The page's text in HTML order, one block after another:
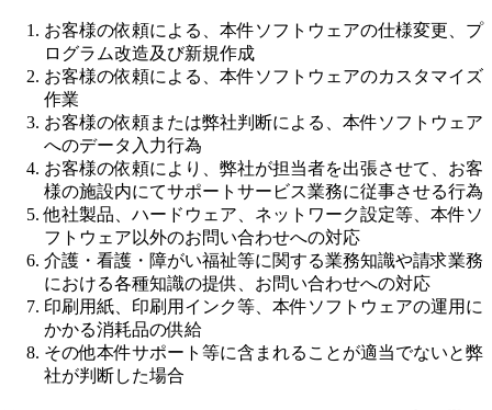
お客様の依頼による、本件ソフトウェアの仕様変更、プ
ログラム改造及び新規作成
お客様の依頼による、本件ソフトウェアのカスタマイズ
作業
お客様の依頼または弊社判断による、本件ソフトウェア
へのデータ入力行為
お客様の依頼により、弊社が担当者を出張させて、お客
様の施設内にてサポートサービス業務に従事させる行為
他社製品、ハードウェア、ネットワーク設定等、本件ソ
フトウェア以外のお問い合わせへの対応
介護・看護・障がい福祉等に関する業務知識や請求業務
における各種知識の提供、お問い合わせへの対応
印刷用紙、印刷用インク等、本件ソフトウェアの運用に
かかる消耗品の供給
その他本件サポート等に含まれることが適当でないと弊
社が判断した場合